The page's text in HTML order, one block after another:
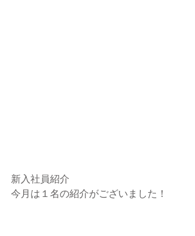
新入社員紹介
今月は１名の紹介がございました！